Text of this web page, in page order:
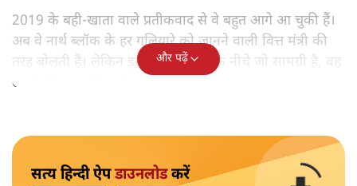
2019 के बही‑खाता वाले प्रतीकवाद से वे बहुत आगे आ चुकी हैं।
अब वे नार्थ ब्लॉक के हर गलियारे को जानने वाली वित्त मंत्री की
तरह बोलती हैं। लेकिन इस आत्मविश्वास के नीचे जो सामग्री है, वह
उतनी ही अनुमानित और दोहराव भरी।
और पढ़ें
सत्य हिन्दी ऐपडाउनलोडकरें